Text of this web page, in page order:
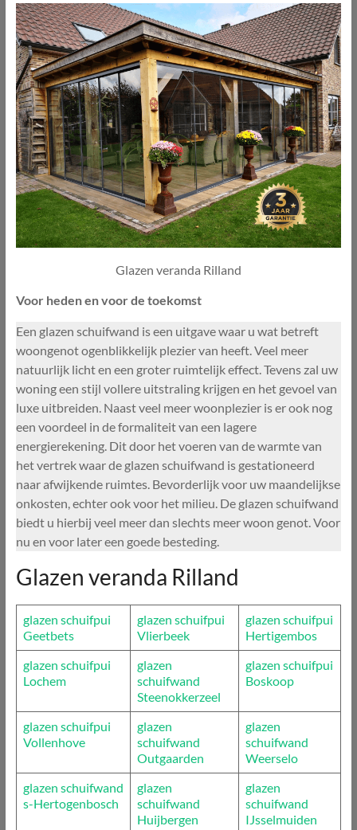
Glazen veranda Rilland
Voor heden en voor de toekomst
Een glazen schuifwand is een uitgave waar u wat betreft
woongenot ogenblikkelijk plezier van heeft. Veel meer
natuurlijk licht en een groter ruimtelijk effect. Tevens zal uw
woning een stijl vollere uitstraling krijgen en het gevoel van
luxe uitbreiden. Naast veel meer woonplezier is er ook nog
een voordeel in de formaliteit van een lagere
energierekening. Dit door het voeren van de warmte van
het vertrek waar de glazen schuifwand is gestationeerd
naar afwijkende ruimtes. Bevorderlijk voor uw maandelijkse
onkosten, echter ook voor het milieu. De glazen schuifwand
biedt u hierbij veel meer dan slechts meer woon genot. Voor
nu en voor later een goede besteding.
Glazen veranda Rilland
glazen schuifpui
Geetbets
glazen schuifpui
Vlierbeek
glazen schuifpui
Hertigembos
glazen schuifpui
Lochem
glazen
schuifwand
Steenokkerzeel
glazen schuifpui
Boskoop
glazen schuifpui
Vollenhove
glazen
schuifwand
Outgaarden
glazen
schuifwand
Weerselo
glazen schuifwand
s-Hertogenbosch
glazen
schuifwand
Huijbergen
glazen
schuifwand
IJsselmuiden